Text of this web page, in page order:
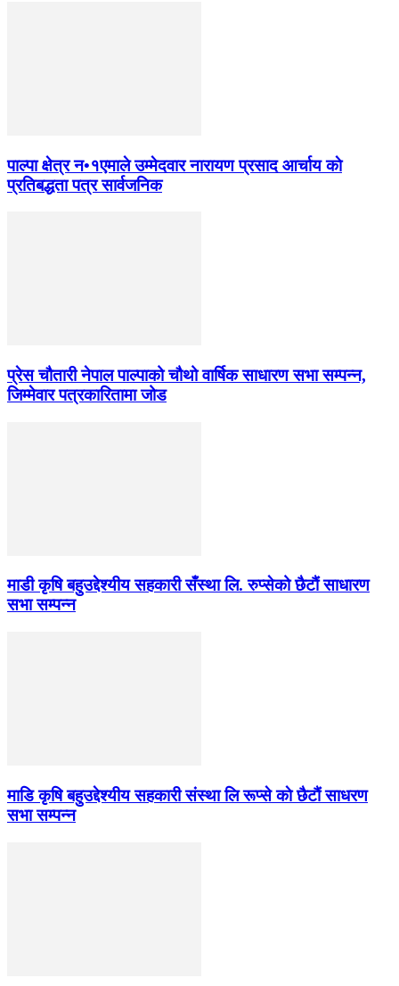
पाल्पा क्षेत्र न•१एमाले उम्मेदवार नारायण प्रसाद आर्चाय काे
प्रतिबद्धता पत्र सार्वजनिक
प्रेस चौतारी नेपाल पाल्पाको चौथो वार्षिक साधारण सभा सम्पन्न,
जिम्मेवार पत्रकारितामा जोड
माडी कृषि बहुउद्देश्यीय सहकारी सँस्था लि. रुप्सेको छैटाैं साधारण
सभा सम्पन्न
माडि कृषि बहुउद्देश्यीय सहकारी संस्था लि रूप्से काे छैटाैं साधरण
सभा सम्पन्न